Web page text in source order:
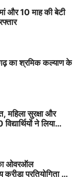
और 10 माह की बेटी
का श्रमिक कल्याण के
महिला सुरक्षा और
ने लिया
का ओवरऑल
प्रतियोगिता में